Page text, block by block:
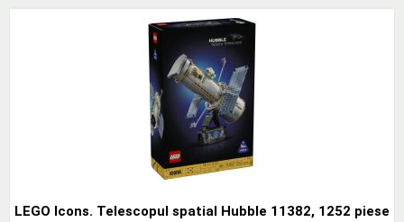
LEGO Icons. Telescopul spatial Hubble 11382, 1252 piese